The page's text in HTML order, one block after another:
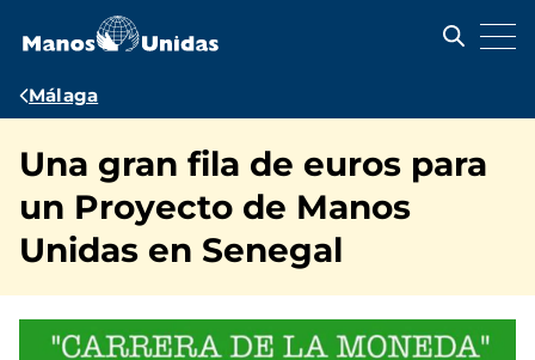
contenido
Ruta
navegación
Málaga
Una gran fila de euros para
un Proyecto de Manos
Unidas en Senegal